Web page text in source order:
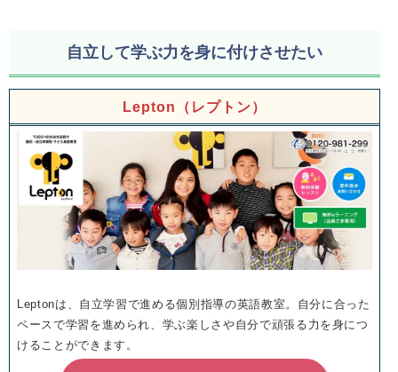
自立して学ぶ力を身に付けさせたい
Lepton（レプトン）
Leptonは、自立学習で進める個別指導の英語教室。自分に合った
ペースで学習を進められ、学ぶ楽しさや自分で頑張る力を身につ
けることができます。